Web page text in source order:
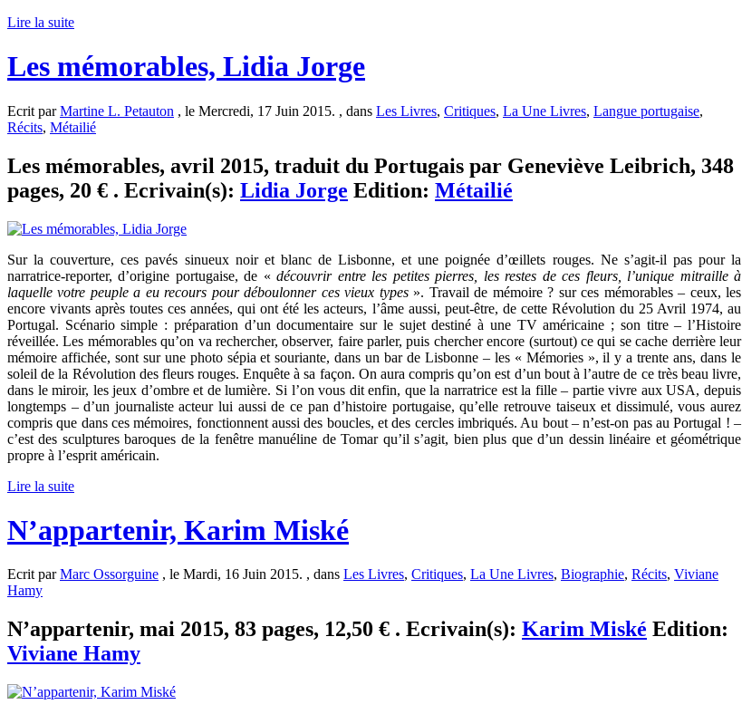
Lire la suite
Les mémorables, Lidia Jorge
Ecrit parMartine L. Petauton , le Mercredi, 17 Juin 2015. , dans Les Livres, Critiques, La Une Livres, Langue portugaise,
Récits, Métailié
Les mémorables, avril 2015, traduit du Portugais par Geneviève Leibrich, 348
pages, 20 € . Ecrivain(s): Lidia Jorge Edition: Métailié
Sur la couverture, ces pavés sinueux noir et blanc de Lisbonne, et une poignée d’œillets rouges. Ne s’agit-il pas pour la
narratrice-reporter, d’origine portugaise, de «découvrir entre les petites pierres, les restes de ces fleurs, l’unique mitraille à
laquelle votre peuple a eu recours pour déboulonner ces vieux types». Travail de mémoire ? sur ces mémorables – ceux, les
encore vivants après toutes ces années, qui ont été les acteurs, l’âme aussi, peut-être, de cette Révolution du 25 Avril 1974, au
Portugal. Scénario simple : préparation d’un documentaire sur le sujet destiné à une TV américaine ; son titre – l’Histoire
réveillée. Les mémorables qu’on va rechercher, observer, faire parler, puis chercher encore (surtout) ce qui se cache derrière leur
mémoire affichée, sont sur une photo sépia et souriante, dans un bar de Lisbonne – les « Mémories », il y a trente ans, dans le
soleil de la Révolution des fleurs rouges. Enquête à sa façon. On aura compris qu’on est d’un bout à l’autre de ce très beau livre,
dans le miroir, les jeux d’ombre et de lumière. Si l’on vous dit enfin, que la narratrice est la fille – partie vivre aux USA, depuis
longtemps – d’un journaliste acteur lui aussi de ce pan d’histoire portugaise, qu’elle retrouve taiseux et dissimulé, vous aurez
compris que dans ces mémoires, fonctionnent aussi des boucles, et des cercles imbriqués. Au bout – n’est-on pas au Portugal ! –
c’est des sculptures baroques de la fenêtre manuéline de Tomar qu’il s’agit, bien plus que d’un dessin linéaire et géométrique
propre à l’esprit américain.
Lire la suite
N’appartenir, Karim Miské
Ecrit parMarc Ossorguine , le Mardi, 16 Juin 2015. , dans Les Livres, Critiques, La Une Livres, Biographie, Récits, Viviane
Hamy
N’appartenir, mai 2015, 83 pages, 12,50 € . Ecrivain(s): Karim Miské Edition:
Viviane Hamy